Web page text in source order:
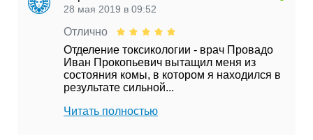
28 мая 2019 в 09:52
Отлично
Отделение токсикологии - врач Провадо
Иван Прокопьевич вытащил меня из
состояния комы, в котором я находился в
результате сильной...
Читать полностью